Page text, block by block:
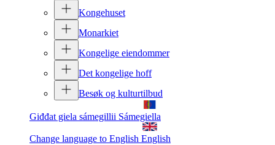
Kongehuset
Monarkiet
Kongelige eiendommer
Det kongelige hoff
Besøk og kulturtilbud
Giđđat giela sámegillii Sámegiella
Change language to English English